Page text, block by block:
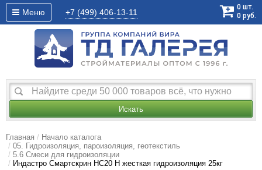
Меню +7 (499) 406-13-11
0 шт.
0 руб.
Искать
Главная
Начало каталога
05. Гидроизоляция, пароизоляция, геотекстиль
5.6 Смеси для гидроизоляции
Индастро Смартскрин HC20 H жесткая гидроизоляция 25кг